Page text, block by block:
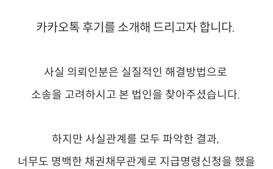
카카오톡 후기를 소개해 드리고자 합니다.
사실 의뢰인분은 실질적인 해결방법으로
소송을 고려하시고 본 법인을 찾아주셨습니다.
하지만 사실관계를 모두 파악한 결과,
너무도 명백한 채권채무관계로 지급명령신청을 했을